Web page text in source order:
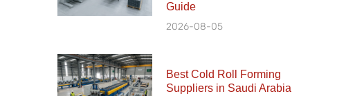
Guide
2026-08-05
Best Cold Roll Forming
Suppliers in Saudi Arabia